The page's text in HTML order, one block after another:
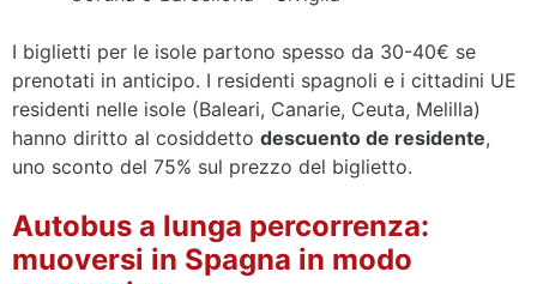
I biglietti per le isole partono spesso da 30-40€ se
prenotati in anticipo. I residenti spagnoli e i cittadini UE
residenti nelle isole (Baleari, Canarie, Ceuta, Melilla)
hanno diritto al cosiddetto descuento de residente,
uno sconto del 75% sul prezzo del biglietto.
Autobus a lunga percorrenza:
muoversi in Spagna in modo